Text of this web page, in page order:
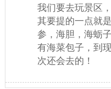
我们要去玩景区
其要提的一点就
参，海胆，海蛎
有海菜包子，到
次还会去的！